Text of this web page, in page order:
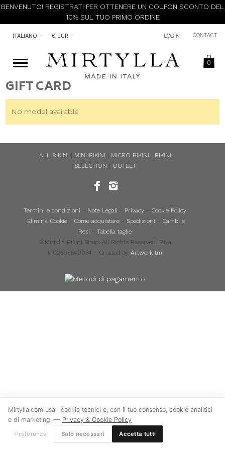
BENVENUTO! REGISTRATI PER OTTENERE UN COUPON SCONTO DEL
10% SUL TUO PRIMO ORDINE
CONTACT
ITALIANO LOGIN
€ EUR
0
GIFT CARD
No model available
ALL BIKINI MINI BIKINI MICRO BIKINI
BIKINI
SELECTION
OUTLET
Termini e condizioni - Note Legali - Privacy - Cookie Policy
(Elimina Cookie) - Come acquistare- Spedizioni - Cambi e
Resi - Tabella taglie
©Mirtylla Bikini Shop. All Rights Reserved. P.Iva
IT02595640034 - Created by Artwork tm
Mirtylla.com usa i cookie tecnici e, con il tuo consenso, cookie analitici
e di marketing. — Privacy & Cookie Policy
Preferenze Solo necessari Accetta tutti